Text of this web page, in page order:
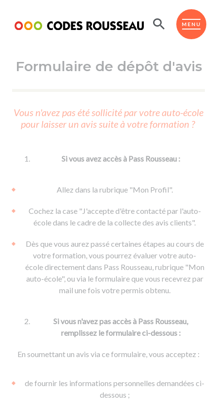
MENU
ESPACE ÉLÈVE
Code de la route
Passer l'ASSR
Réviser le code
Passer l'ETM
Permis voiture
Permis remorque
Permis & handicap
d'apprentissage
De la conduite en voiture
De la conduite à moto
Voir tous les supports
Formations pro.
Permis poids lourd
Formation FCO
Formation CACES
Devenir enseignant de la conduite
Ressources
Formulaire de dépôt d'avis
Vous n'avez pas été sollicité par votre auto-école
pour laisser un avis suite à votre formation ?
Si vous avez accès à Pass Rousseau :
Allez dans la rubrique "Mon Profil".
Cochez la case "J'accepte d'être contacté par l'auto-
école dans le cadre de la collecte des avis clients".
Dès que vous aurez passé certaines étapes au cours de
votre formation, vous pourrez évaluer votre auto-
école directement dans Pass Rousseau, rubrique "Mon
auto-école", ou via le formulaire que vous recevrez par
mail une fois votre permis obtenu.
Si vous n'avez pas accès à Pass Rousseau,
remplissez le formulaire ci-dessous :
En soumettant un avis via ce formulaire, vous acceptez :
de fournir les informations personnelles demandées ci-
dessous ;